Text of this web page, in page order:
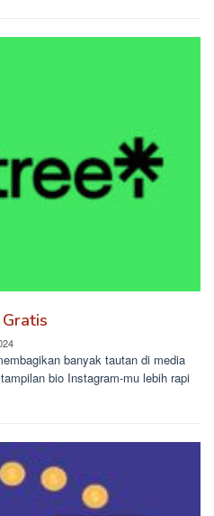
banyak tautan di media
bio Instagram-mu lebih rapi